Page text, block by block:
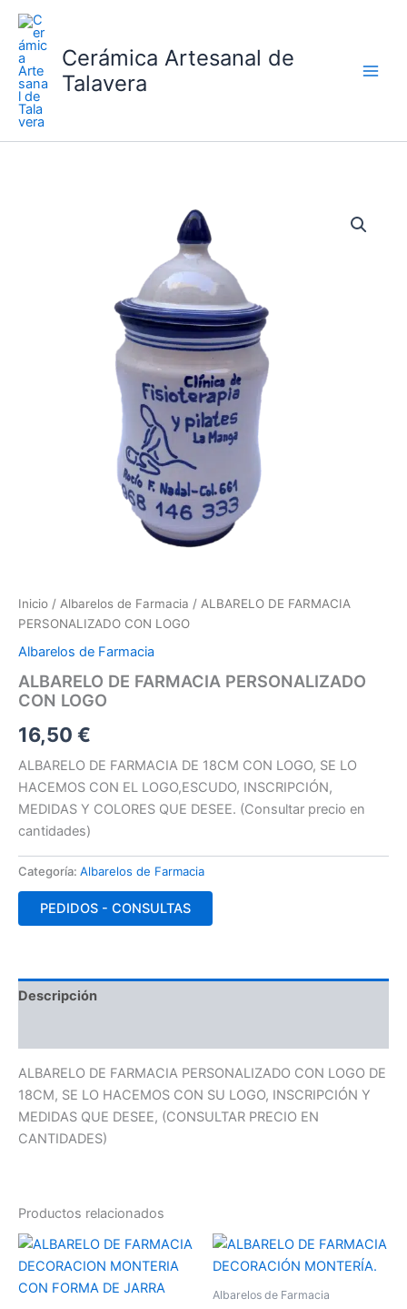
contenido Cerámica Artesanal de
Talavera
Inicio / Albarelos de Farmacia / ALBARELO DE FARMACIA
PERSONALIZADO CON LOGO
Albarelos de Farmacia
ALBARELO DE FARMACIA PERSONALIZADO
CON LOGO
16,50 €
ALBARELO DE FARMACIA DE 18CM CON LOGO, SE LO
HACEMOS CON EL LOGO,ESCUDO, INSCRIPCIÓN,
MEDIDAS Y COLORES QUE DESEE. (Consultar precio en
cantidades)
Categoría: Albarelos de Farmacia
PEDIDOS - CONSULTAS
Descripción
ALBARELO DE FARMACIA PERSONALIZADO CON LOGO DE
18CM, SE LO HACEMOS CON SU LOGO, INSCRIPCIÓN Y
MEDIDAS QUE DESEE, (CONSULTAR PRECIO EN
CANTIDADES)
Productos relacionados
Albarelos de Farmacia